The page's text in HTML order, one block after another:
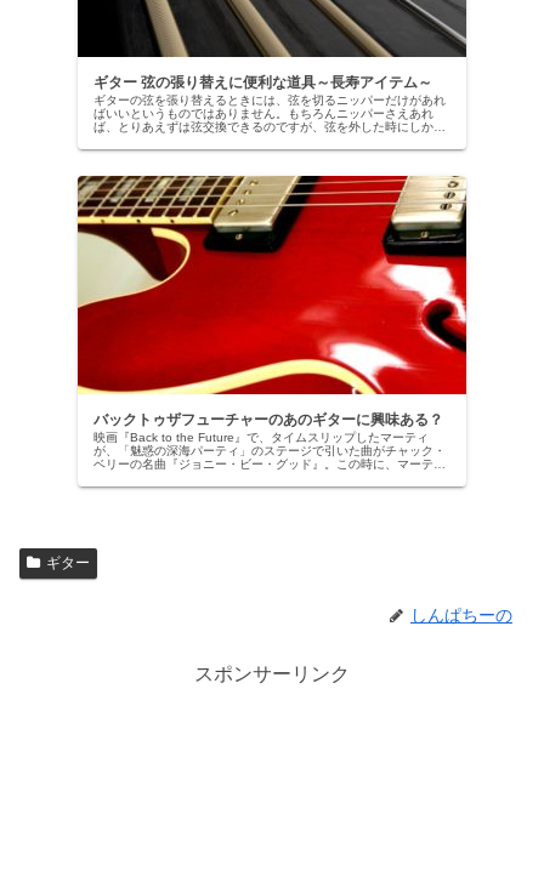
ギター 弦の張り替えに便利な道具～長寿アイテム～
ギターの弦を張り替えるときには、弦を切るニッパーだけがあれ
ばいいというものではありません。もちろんニッパーさえあれ
ば、とりあえずは弦交換できるのですが、弦を外した時にしかで
な道具が必...
バックトゥザフューチャーのあのギターに興味ある？
映画『Back to the Future』で、タイムスリップしたマーティ
が、「魅惑の深海パーティ」のステージで引いた曲がチャック・
ベリーの名曲『ジョニー・ビー・グッド』。この時に、マーティ
ギター
しんぱちーの
スポンサーリンク